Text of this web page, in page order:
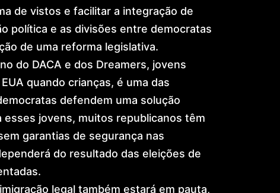
de vistos e facilitar a integração de
política e as divisões entre democratas
de uma reforma legislativa.
do DACA e dos Dreamers, jovens
quando crianças, é uma das
defendem uma solução
jovens, muitos republicanos têm
garantias de segurança nas
do resultado das eleições de
legal também estará em pauta,